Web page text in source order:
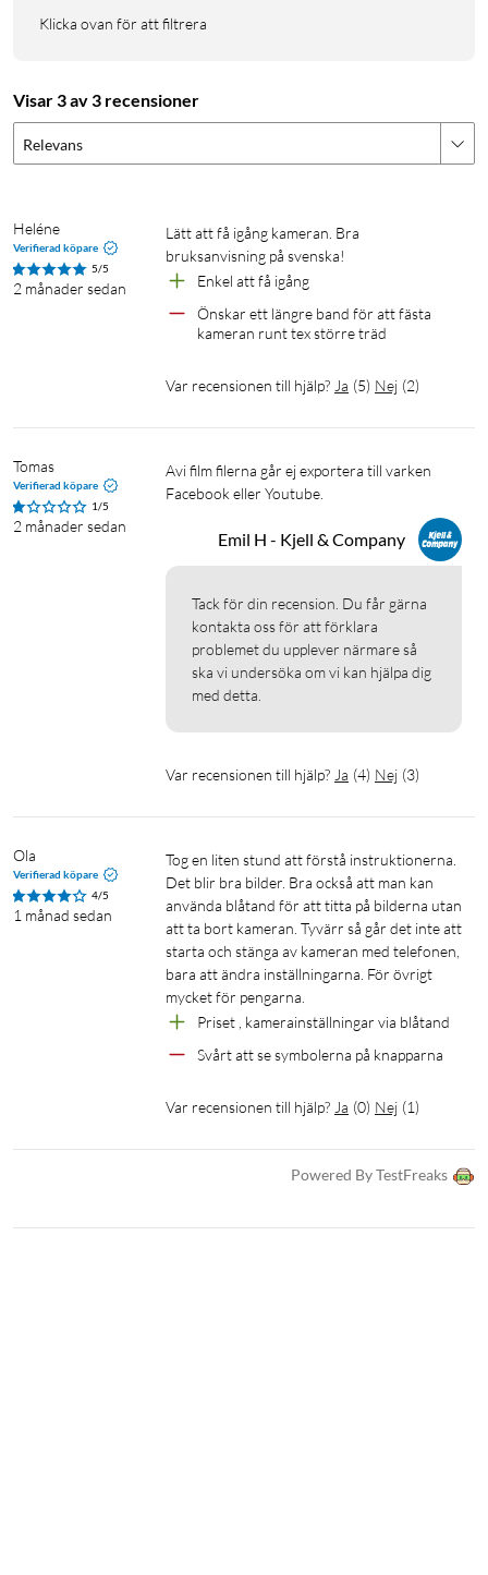
Tålig utomhusdesign
Rörelsesensorn utlöser kameran automatiskt när djur
passerar, och den inbyggda 2"-skärmen låter dig granska bilder
direkt på plats.
Sensor: 8 MP CMOS
Fotoupplösning: 48 MP (interpolerat)
Videoupplösning: 4K (3440×1440)
Batteri: 5200 mAh litiumjon (solpanelladdat)
Reservbatterier: 4 × AA (valfritt)
Anslutning: Wifi, Bluetooth
App: TrailCam Go
Vattentålig: IP67
1 × Viltkamera WSW-8120 med inbyggd solpanel
1 × USB-laddkabel
1 × Snabbstartsguide
Klicka ovan för att filtrera
Visar 3 av 3 recensioner
Relevans
Heléne
Verifierad köpare
5/5
2 månader sedan
Lätt att få igång kameran. Bra
bruksanvisning på svenska!
Enkel att få igång
Önskar ett längre band för att fästa
kameran runt tex större träd
Var recensionen till hjälp? Ja (5) Nej (2)
Tomas
Verifierad köpare
1/5
2 månader sedan
Avi film filerna går ej exportera till varken
Facebook eller Youtube.
Emil H - Kjell & Company
Tack för din recension. Du får gärna
kontakta oss för att förklara
problemet du upplever närmare så
ska vi undersöka om vi kan hjälpa dig
med detta.
Var recensionen till hjälp? Ja (4) Nej (3)
Ola
Verifierad köpare
4/5
1 månad sedan
Tog en liten stund att förstå instruktionerna.
Det blir bra bilder. Bra också att man kan
använda blåtand för att titta på bilderna utan
att ta bort kameran. Tyvärr så går det inte att
starta och stänga av kameran med telefonen,
bara att ändra inställningarna. För övrigt
mycket för pengarna.
Priset , kamerainställningar via blåtand
Svårt att se symbolerna på knapparna
Var recensionen till hjälp? Ja (0) Nej (1)
Powered By TestFreaks